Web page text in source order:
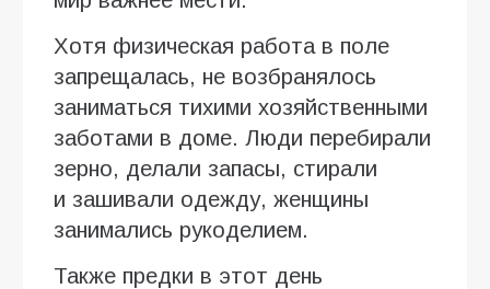
Хотя физическая работа в поле
запрещалась, не возбранялось
заниматься тихими хозяйственными
заботами в доме. Люди перебирали
зерно, делали запасы, стирали
и зашивали одежду, женщины
занимались рукоделием.
Также предки в этот день